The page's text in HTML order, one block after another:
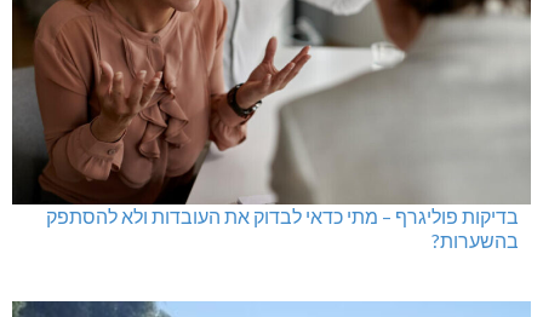
בדיקות פוליגרף – מתי כדאי לבדוק את העובדות ולא להסתפק
בהשערות?